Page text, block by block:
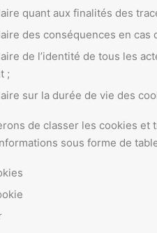
quant aux finalités des
des conséquences en cas
de l’identité de tous les
;
sur la durée de vie des
de classer les cookies
sous forme de